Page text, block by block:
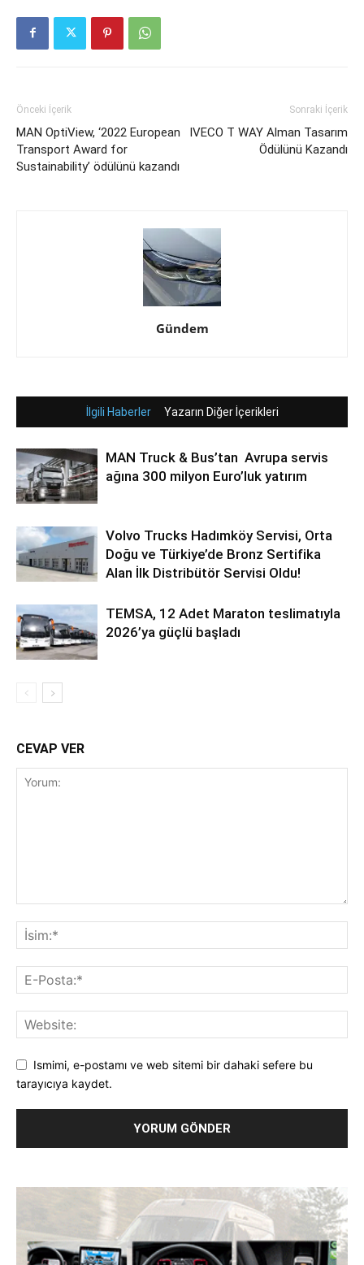
Önceki İçerik
MAN OptiView, ‘2022 European
Transport Award for
Sustainability’ ödülünü kazandı
Sonraki İçerik
IVECO T WAY Alman Tasarım
Ödülünü Kazandı
Gündem
İlgili Haberler Yazarın Diğer İçerikleri
MAN Truck & Bus’tan Avrupa servis
ağına 300 milyon Euro’luk yatırım
Volvo Trucks Hadımköy Servisi, Orta
Doğu ve Türkiye’de Bronz Sertifika
Alan İlk Distribütör Servisi Oldu!
TEMSA, 12 Adet Maraton teslimatıyla
2026’ya güçlü başladı
CEVAP VER
Ismimi, e-postamı ve web sitemi bir dahaki sefere bu
tarayıcıya kaydet.